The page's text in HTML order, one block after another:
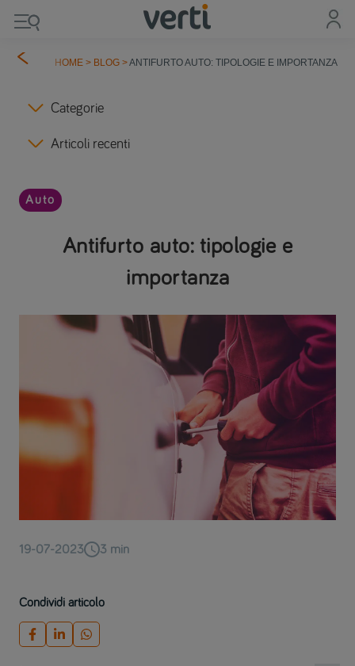
HOME> BLOG>ANTIFURTO AUTO: TIPOLOGIE E IMPORTANZA
Categorie
Articoli recenti
Antifurto auto: tipologie e
importanza
Auto
19-07-2023 3 min
Condividi articolo